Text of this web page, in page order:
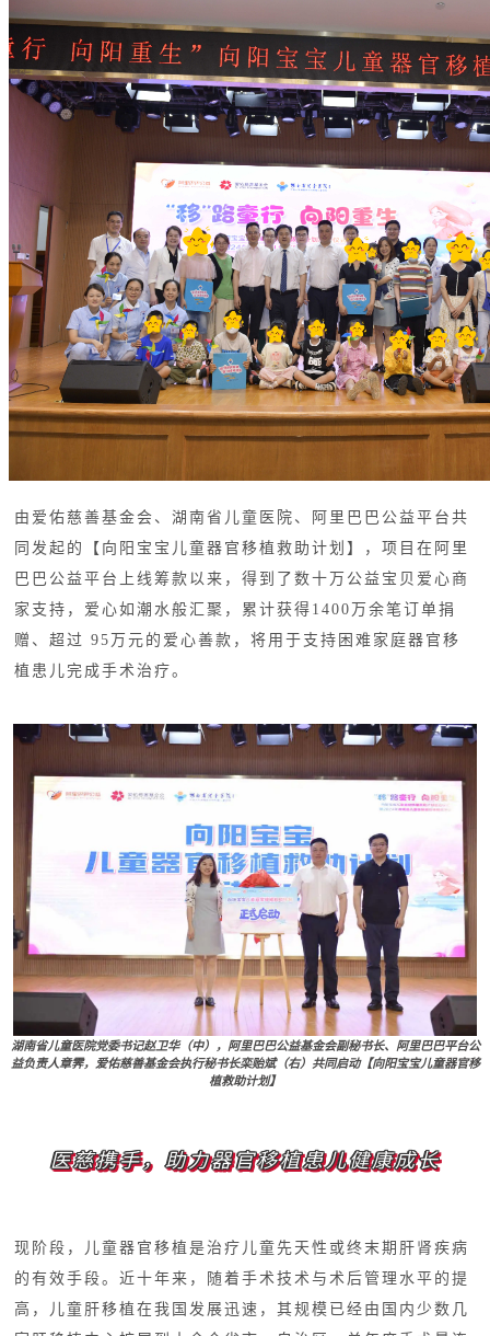
由爱佑慈善基金会、湖南省儿童医院、阿里巴巴公益平台共
同发起的【向阳宝宝儿童器官移植救助计划】，项目在阿里
巴巴公益平台上线筹款以来，得到了数十万公益宝贝爱心商
家支持，爱心如潮水般汇聚，累计获得1400万余笔订单捐
赠、超过 95万元的爱心善款，将用于支持困难家庭器官移
植患儿完成手术治疗。
湖南省儿童医院党委书记赵卫华（中），阿里巴巴公益基金会副秘书长、阿里巴巴平台公
益负责人章霁，爱佑慈善基金会执行秘书长栾贻斌（右）共同启动【向阳宝宝儿童器官移
植救助计划】
医慈携手，助力器官移植患儿健康成长
现阶段，儿童器官移植是治疗儿童先天性或终末期肝肾疾病
的有效手段。近十年来，随着手术技术与术后管理水平的提
高，儿童肝移植在我国发展迅速，其规模已经由国内少数几